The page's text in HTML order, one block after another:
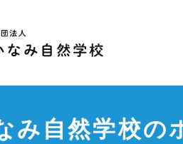
み自然学校の